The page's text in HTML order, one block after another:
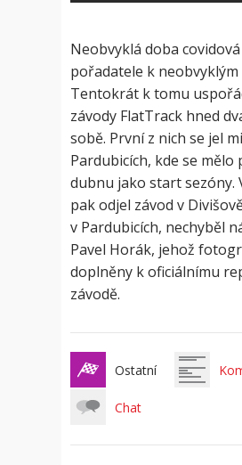
Neobvyklá doba
pořadatele k neobvyklým
Tentokrát k tomu
závody FlatTrack hned
sobě. První z nich se jel
Pardubicích, kde se mělo
dubnu jako start sezóny.
pak odjel závod v
v Pardubicích, nechyběl
Pavel Horák, jehož
doplněny k oficiálnímu
závodě.
Ostatní
Chat